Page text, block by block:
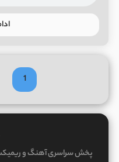
1
پخش سراسری آهنگ و